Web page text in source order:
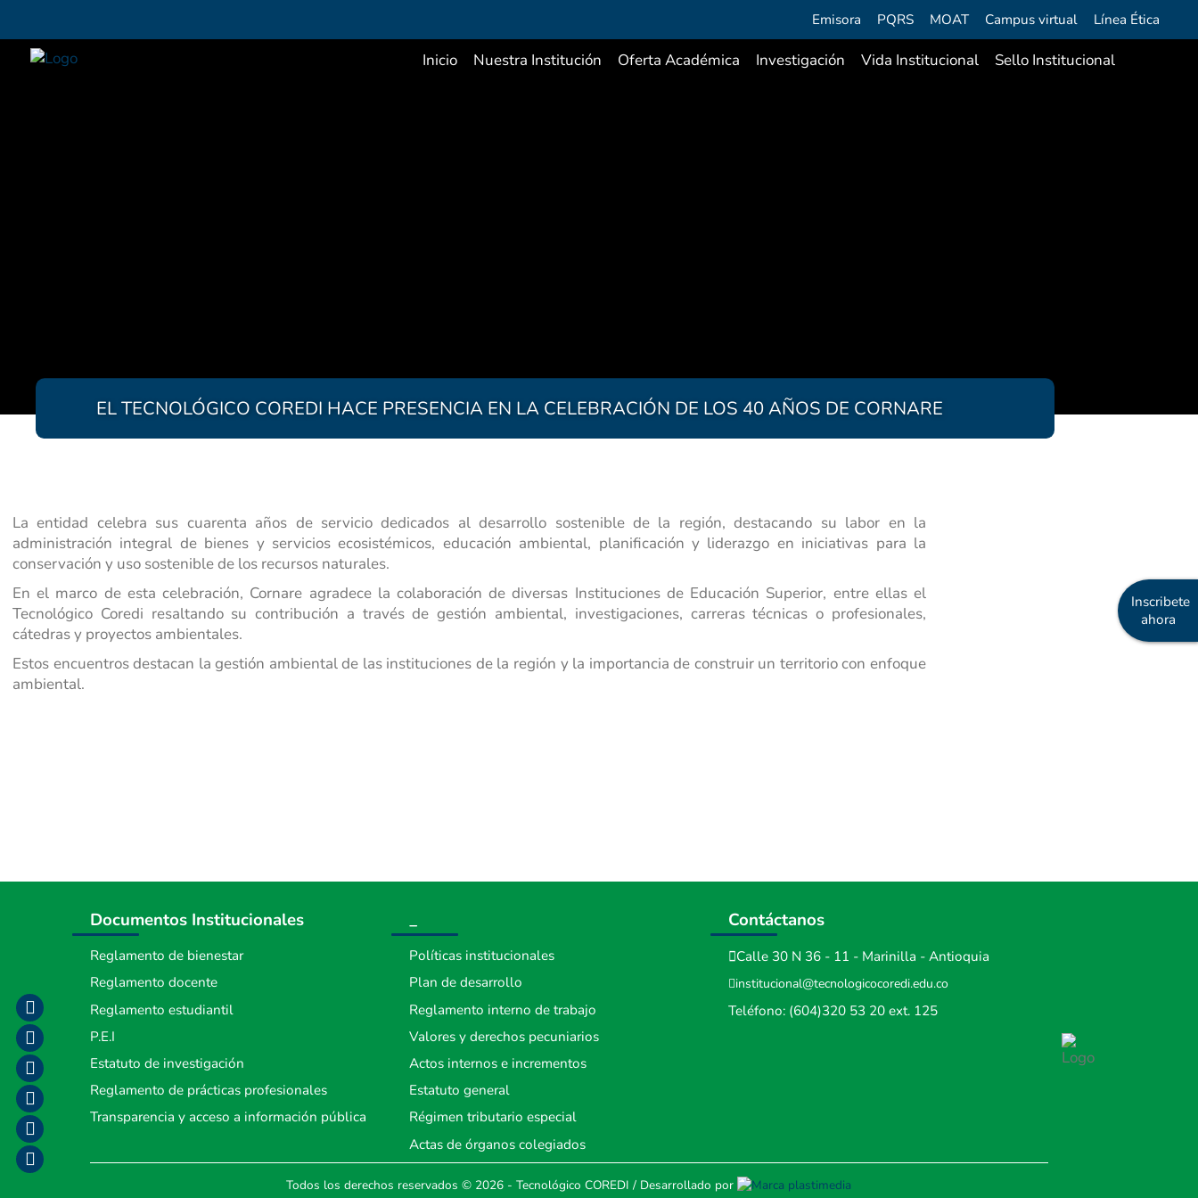
Inscribete
ahora
Emisora PQRS MOAT Campus virtual Línea Ética
Inicio Nuestra Institución Oferta Académica Investigación Vida Institucional Sello Institucional
EL TECNOLÓGICO COREDI HACE PRESENCIA EN LA CELEBRACIÓN DE LOS 40 AÑOS DE CORNARE
La entidad celebra sus cuarenta años de servicio dedicados al desarrollo sostenible de la región, destacando su labor en la
administración integral de bienes y servicios ecosistémicos, educación ambiental, planificación y liderazgo en iniciativas para la
conservación y uso sostenible de los recursos naturales.
En el marco de esta celebración, Cornare agradece la colaboración de diversas Instituciones de Educación Superior, entre ellas el
Tecnológico Coredi resaltando su contribución a través de gestión ambiental, investigaciones, carreras técnicas o profesionales,
cátedras y proyectos ambientales.
Estos encuentros destacan la gestión ambiental de las instituciones de la región y la importancia de construir un territorio con enfoque
ambiental.
Documentos Institucionales
Reglamento de bienestar
Reglamento docente
Reglamento estudiantil
P.E.I
Estatuto de investigación
Reglamento de prácticas profesionales
Transparencia y acceso a información pública
_
Políticas institucionales
Plan de desarrollo
Reglamento interno de trabajo
Valores y derechos pecuniarios
Actos internos e incrementos
Estatuto general
Régimen tributario especial
Actas de órganos colegiados
Contáctanos
Calle 30 N 36 - 11 - Marinilla - Antioquia
institucional@tecnologicocoredi.edu.co
Teléfono: (604)320 53 20 ext. 125
Todos los derechos reservados © 2026 - Tecnológico COREDI / Desarrollado por